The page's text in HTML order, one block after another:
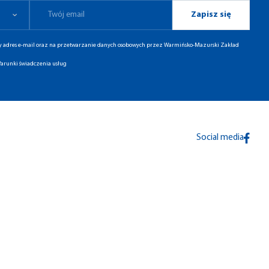
Zapisz się
e-mail oraz na przetwarzanie danych osobowych przez Warmińsko-Mazurski Zakład
świadczenia usług
Social media